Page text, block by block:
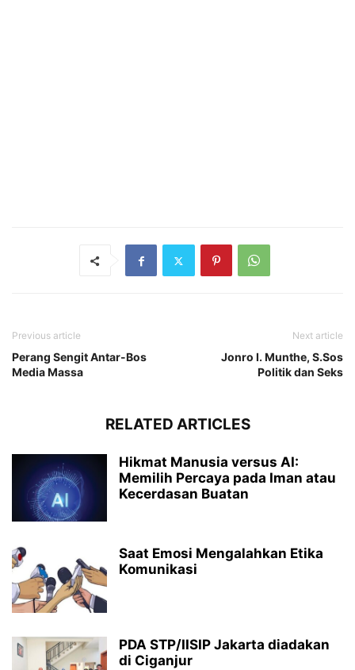
Previous article
Perang Sengit Antar-Bos
Media Massa
Next article
Jonro I. Munthe, S.Sos
Politik dan Seks
RELATED ARTICLES
Hikmat Manusia versus AI:
Memilih Percaya pada Iman atau
Kecerdasan Buatan
Saat Emosi Mengalahkan Etika
Komunikasi
PDA STP/IISIP Jakarta diadakan
di Ciganjur